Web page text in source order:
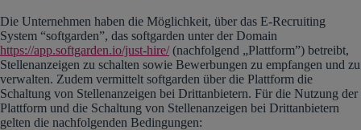
Die Unternehmen haben die Möglichkeit, über das E-Recruiting
System “softgarden”, das softgarden unter der Domain
https://app.softgarden.io/just-hire/(nachfolgend „Plattform”) betreibt,
Stellenanzeigen zu schalten sowie Bewerbungen zu empfangen und zu
verwalten. Zudem vermittelt softgarden über die Plattform die
Schaltung von Stellenanzeigen bei Drittanbietern. Für die Nutzung der
Plattform und die Schaltung von Stellenanzeigen bei Drittanbietern
gelten die nachfolgenden Bedingungen: